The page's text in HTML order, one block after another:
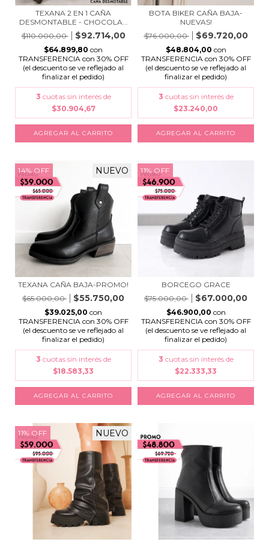
TEXANA 2 EN 1 CAÑA
DESMONTABLE - CHOCOLA...
$110.000,00
$92.714,00
$64.899,80 con
TRANSFERENCIA con 30% OFF
(el descuento se ve reflejado al
finalizar el pedido)
3 cuotas sin interés de
$30.904,67
AGREGAR AL CARRITO
BOTA BIKER CAÑA BAJA-
NUEVAS!
$76.000,00
$69.720,00
$48.804,00 con
TRANSFERENCIA con 30% OFF
(el descuento se ve reflejado al
finalizar el pedido)
3 cuotas sin interés de
$23.240,00
AGREGAR AL CARRITO
14% OFF NUEVO
TEXANA CAÑA BAJA-PROMO!
$65.000,00
$55.750,00
$39.025,00 con
TRANSFERENCIA con 30% OFF
(el descuento se ve reflejado al
finalizar el pedido)
3 cuotas sin interés de
$18.583,33
AGREGAR AL CARRITO
11% OFF
BORCEGO GRACE
$75.000,00
$67.000,00
$46.900,00 con
TRANSFERENCIA con 30% OFF
(el descuento se ve reflejado al
finalizar el pedido)
3 cuotas sin interés de
$22.333,33
AGREGAR AL CARRITO
11% OFF NUEVO